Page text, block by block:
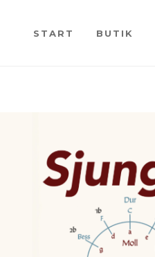
START BUTIK